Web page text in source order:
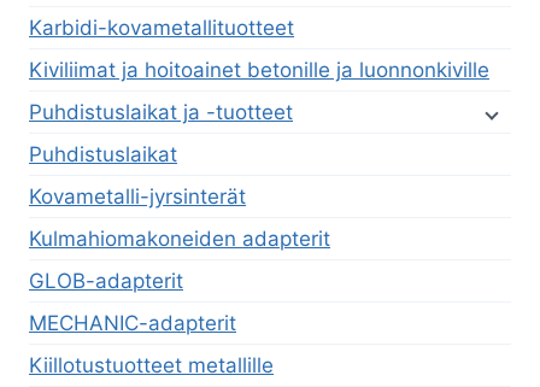
Karbidi-kovametallituotteet
Kiviliimat ja hoitoainet betonille ja luonnonkiville
Puhdistuslaikat ja -tuotteet
Puhdistuslaikat
Kovametalli-jyrsinterät
Kulmahiomakoneiden adapterit
GLOB-adapterit
MECHANIC-adapterit
Kiillotustuotteet metallille